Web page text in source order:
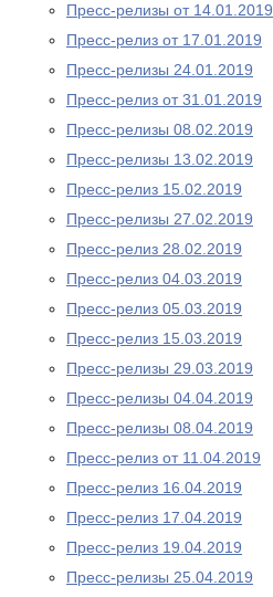
Пресс-релизы от 14.01.2019
Пресс-релиз от 17.01.2019
Пресс-релизы 24.01.2019
Пресс-релиз от 31.01.2019
Пресс-релизы 08.02.2019
Пресс-релизы 13.02.2019
Пресс-релиз 15.02.2019
Пресс-релизы 27.02.2019
Пресс-релиз 28.02.2019
Пресс-релиз 04.03.2019
Пресс-релиз 05.03.2019
Пресс-релиз 15.03.2019
Пресс-релизы 29.03.2019
Пресс-релизы 04.04.2019
Пресс-релизы 08.04.2019
Пресс-релиз от 11.04.2019
Пресс-релиз 16.04.2019
Пресс-релиз 17.04.2019
Пресс-релиз 19.04.2019
Пресс-релизы 25.04.2019